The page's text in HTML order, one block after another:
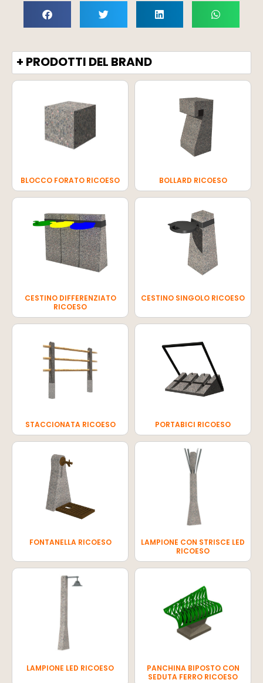
+ PRODOTTI DEL BRAND
BLOCCO FORATO RICOESO BOLLARD RICOESO
CESTINO DIFFERENZIATO
RICOESO
CESTINO SINGOLO RICOESO
STACCIONATA RICOESO PORTABICI RICOESO
FONTANELLA RICOESO
LAMPIONE CON STRISCE LED
RICOESO
LAMPIONE LED RICOESO
PANCHINA BIPOSTO CON
SEDUTA FERRO RICOESO